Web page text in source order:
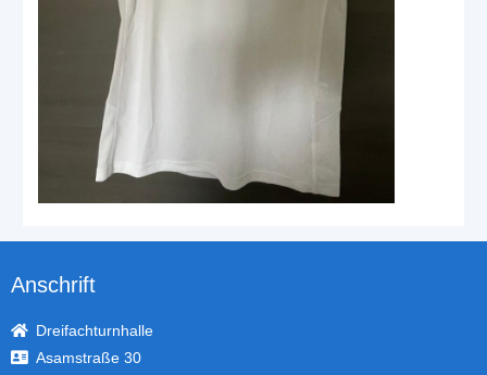
Anschrift
Dreifachturnhalle
Asamstraße 30